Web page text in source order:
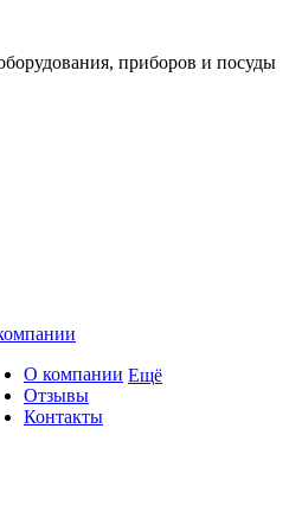
приборов и посуды
О компании
Отзывы
Контакты
Ещё